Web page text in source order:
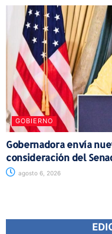
GOBIERNO
Gobernadora envía
consideración del
agosto 6, 2026